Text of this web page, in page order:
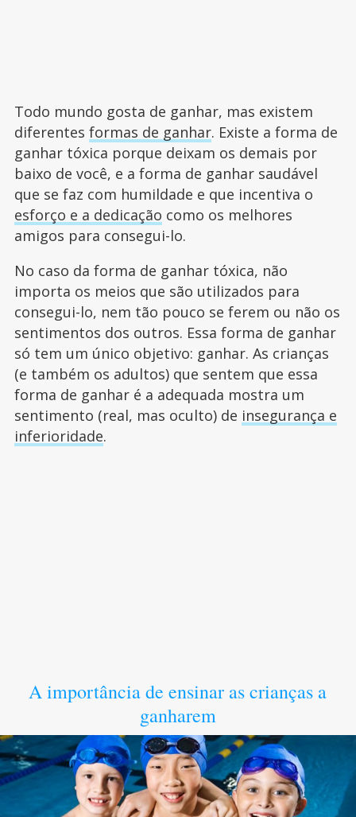
Todo mundo gosta de ganhar, mas existem
diferentes formas de ganhar. Existe a forma de
ganhar tóxica porque deixam os demais por
baixo de você, e a forma de ganhar saudável
que se faz com humildade e que incentiva o
esforço e a dedicação como os melhores
amigos para consegui-lo.
No caso da forma de ganhar tóxica, não
importa os meios que são utilizados para
consegui-lo, nem tão pouco se ferem ou não os
sentimentos dos outros. Essa forma de ganhar
só tem um único objetivo: ganhar. As crianças
(e também os adultos) que sentem que essa
forma de ganhar é a adequada mostra um
sentimento (real, mas oculto) de insegurança e
inferioridade.
A importância de ensinar as crianças a
ganharem